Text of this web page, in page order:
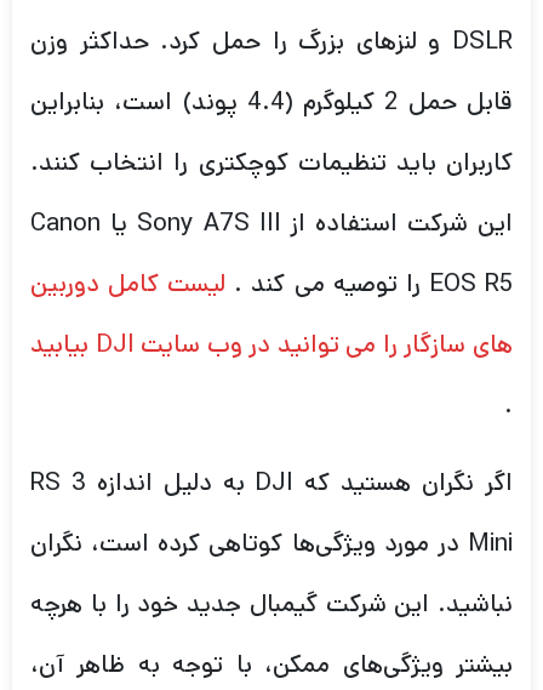
DSLR و لنزهای بزرگ را حمل کرد. حداکثر وزن
قابل حمل 2 کیلوگرم (4.4 پوند) است، بنابراین
کاربران باید تنظیمات کوچکتری را انتخاب کنند.
این شرکت استفاده از Sony A7S III یا Canon
EOS R5 را توصیه می کند .
لیست کامل دوربین
های سازگار را می توانید در وب سایت DJI بیابید
.
اگر نگران هستید که DJI به دلیل اندازه RS 3
Mini در مورد ویژگی‌ها کوتاهی کرده است، نگران
نباشید. این شرکت گیمبال جدید خود را با هرچه
بیشتر ویژگی‌های ممکن، با توجه به ظاهر آن،